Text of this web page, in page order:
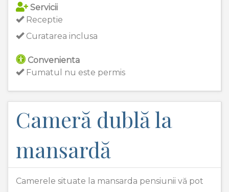
Servicii
Receptie
Curatarea inclusa
Convenienta
Fumatul nu este permis
Cameră dublă la
mansardă
Camerele situate la mansarda pensiunii vă pot